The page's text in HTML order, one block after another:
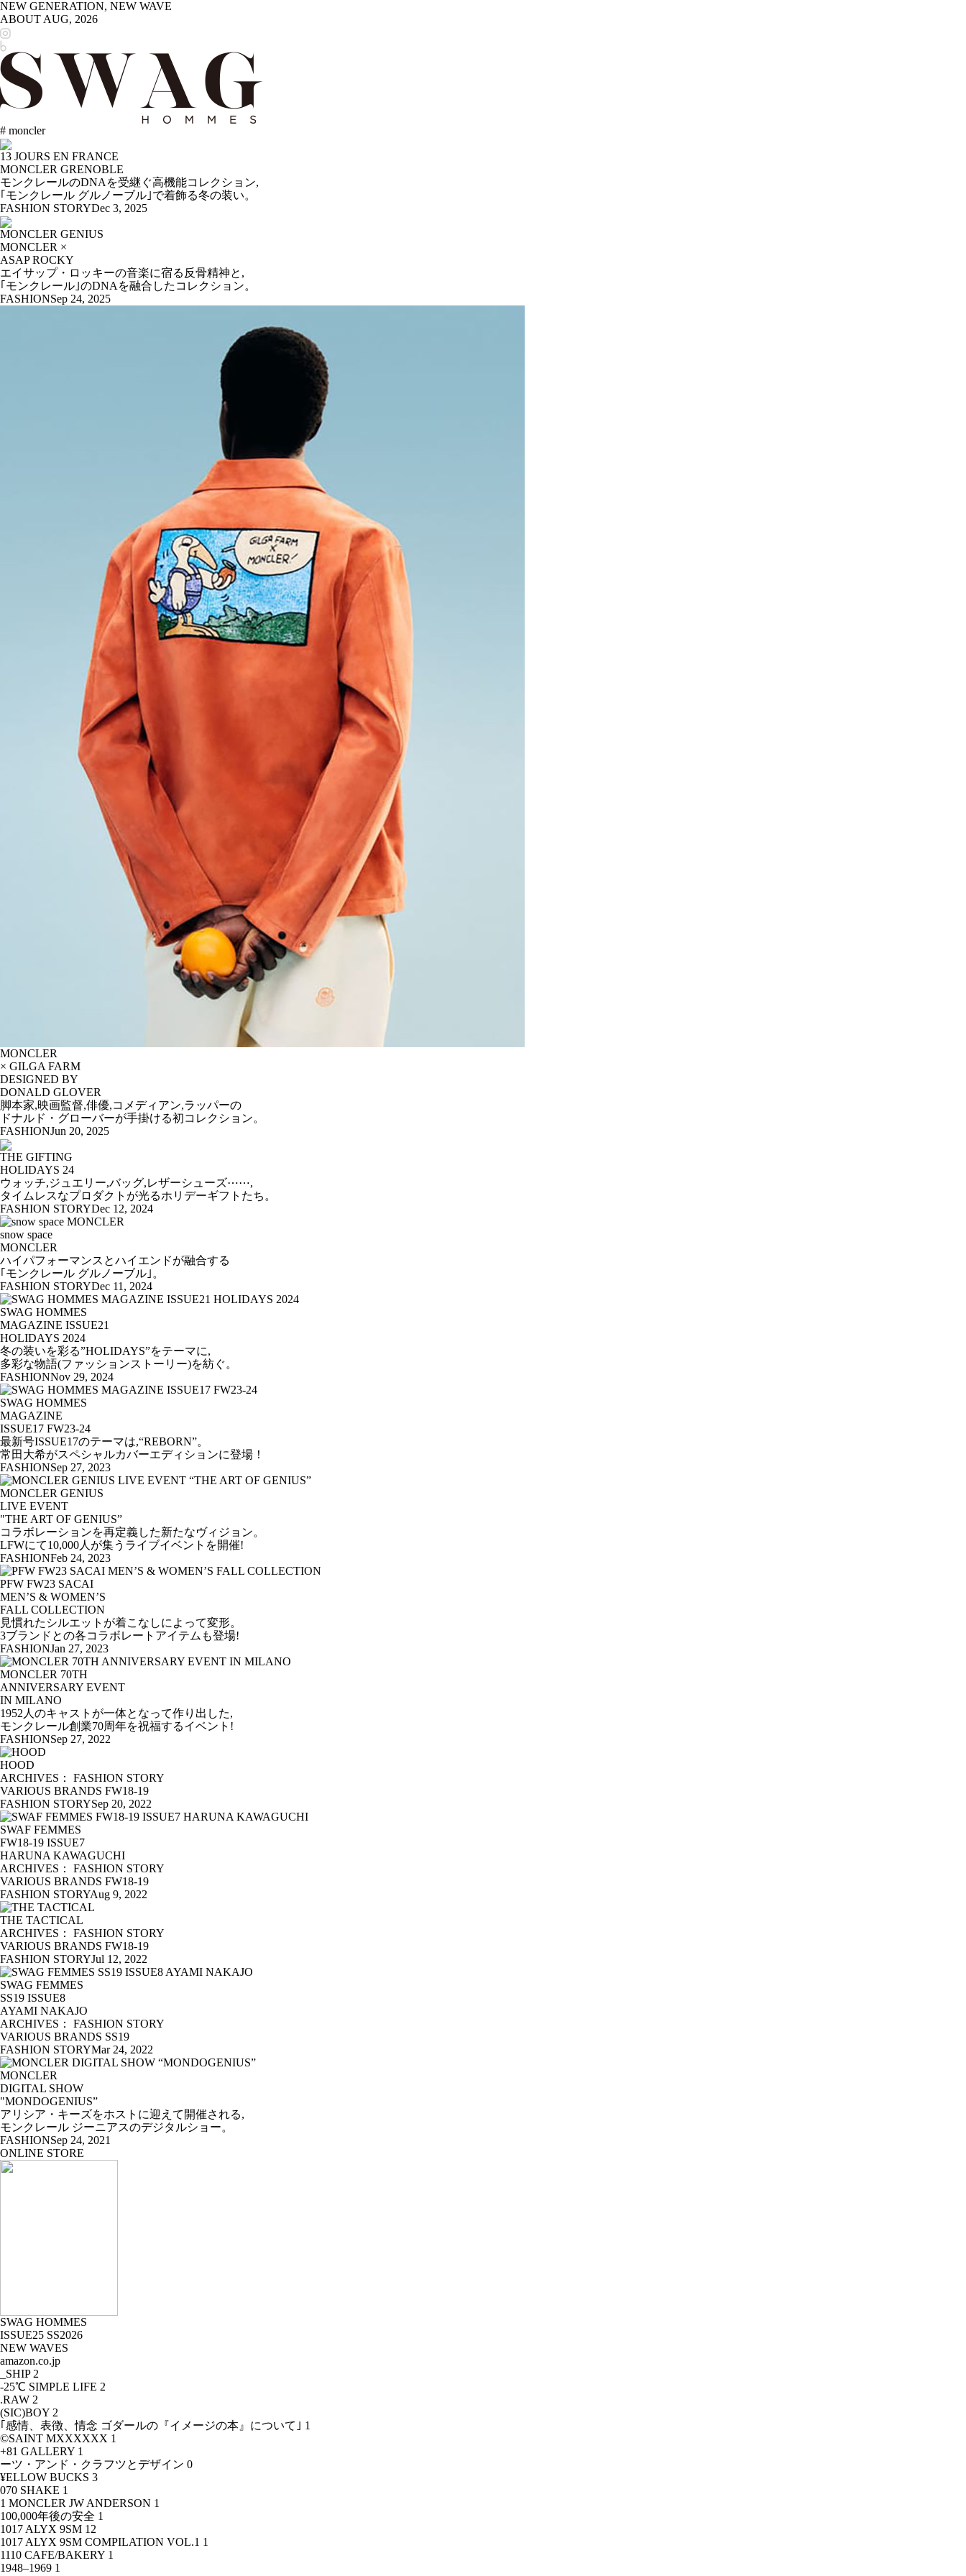
NEW GENERATION, NEW WAVE
ABOUT AUG, 2026
# moncler
13 JOURS EN FRANCE
MONCLER GRENOBLE
モンクレールのDNAを受継ぐ高機能コレクション,
｢モンクレール グルノーブル｣で着飾る冬の装い。
FASHION STORYDec 3, 2025
MONCLER GENIUS
MONCLER ×
ASAP ROCKY
エイサップ・ロッキーの音楽に宿る反骨精神と,
｢モンクレール｣のDNAを融合したコレクション。
FASHIONSep 24, 2025
MONCLER
× GILGA FARM
DESIGNED BY
DONALD GLOVER
脚本家,映画監督,俳優,コメディアン,ラッパーの
ドナルド・グローバーが手掛ける初コレクション。
FASHIONJun 20, 2025
THE GIFTING
HOLIDAYS 24
ウォッチ,ジュエリー,バッグ,レザーシューズ⋯⋯,
タイムレスなプロダクトが光るホリデーギフトたち。
FASHION STORYDec 12, 2024
snow space
MONCLER
ハイパフォーマンスとハイエンドが融合する
｢モンクレール グルノーブル｣。
FASHION STORYDec 11, 2024
SWAG HOMMES
MAGAZINE ISSUE21
HOLIDAYS 2024
冬の装いを彩る”HOLIDAYS”をテーマに,
多彩な物語(ファッションストーリー)を紡ぐ。
FASHIONNov 29, 2024
SWAG HOMMES
MAGAZINE
ISSUE17 FW23-24
最新号ISSUE17のテーマは,“REBORN”。
常田大希がスペシャルカバーエディションに登場！
FASHIONSep 27, 2023
MONCLER GENIUS
LIVE EVENT
"THE ART OF GENIUS”
コラボレーションを再定義した新たなヴィジョン。
LFWにて10,000人が集うライブイベントを開催!
FASHIONFeb 24, 2023
PFW FW23 SACAI
MEN’S & WOMEN’S
FALL COLLECTION
見慣れたシルエットが着こなしによって変形。
3ブランドとの各コラボレートアイテムも登場!
FASHIONJan 27, 2023
MONCLER 70TH
ANNIVERSARY EVENT
IN MILANO
1952人のキャストが一体となって作り出した,
モンクレール創業70周年を祝福するイベント!
FASHIONSep 27, 2022
HOOD
ARCHIVES： FASHION STORY
VARIOUS BRANDS FW18-19
FASHION STORYSep 20, 2022
SWAF FEMMES
FW18-19 ISSUE7
HARUNA KAWAGUCHI
ARCHIVES： FASHION STORY
VARIOUS BRANDS FW18-19
FASHION STORYAug 9, 2022
THE TACTICAL
ARCHIVES： FASHION STORY
VARIOUS BRANDS FW18-19
FASHION STORYJul 12, 2022
SWAG FEMMES
SS19 ISSUE8
AYAMI NAKAJO
ARCHIVES： FASHION STORY
VARIOUS BRANDS SS19
FASHION STORYMar 24, 2022
MONCLER
DIGITAL SHOW
"MONDOGENIUS”
アリシア・キーズをホストに迎えて開催される,
モンクレール ジーニアスのデジタルショー。
FASHIONSep 24, 2021
ONLINE STORE
SWAG HOMMES
ISSUE25 SS2026
NEW WAVES
amazon.co.jp
_SHIP 2
-25℃ SIMPLE LIFE 2
.RAW 2
(SIC)BOY 2
｢感情、表徴、情念 ゴダールの『イメージの本』について｣ 1
©SAINT MXXXXXX 1
+81 GALLERY 1
ーツ・アンド・クラフツとデザイン 0
¥ELLOW BUCKS 3
070 SHAKE 1
1 MONCLER JW ANDERSON 1
100,000年後の安全 1
1017 ALYX 9SM 12
1017 ALYX 9SM COMPILATION VOL.1 1
1110 CAFE/BAKERY 1
1948–1969 1